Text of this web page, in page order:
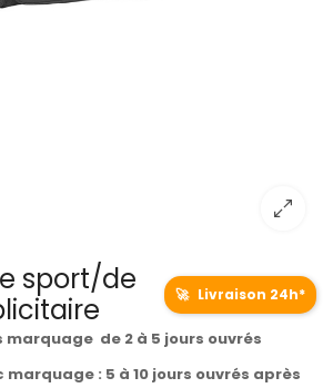
sport/de
🚀 Livraison 24h*
de 2 à 5 jours ouvrés
: 5 à 10 jours ouvrés après